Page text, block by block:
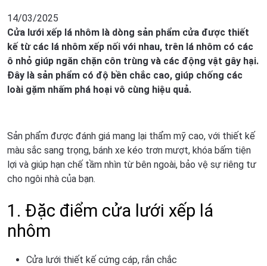
14/03/2025
Cửa lưới xếp lá nhôm là dòng sản phẩm cửa được thiết
kế từ các lá nhôm xếp nối với nhau, trên lá nhôm có các
ô nhỏ giúp ngăn chặn côn trùng và các động vật gây hại.
Đây là sản phẩm có độ bền chắc cao, giúp chống các
loài gặm nhấm phá hoại vô cùng hiệu quả.
Sản phẩm được đánh giá mang lại thẩm mỹ cao, với thiết kế
màu sắc sang trọng, bánh xe kéo trơn mượt, khóa bấm tiện
lợi và giúp hạn chế tầm nhìn từ bên ngoài, bảo vệ sự riêng tư
cho ngôi nhà của bạn.
1. Đặc điểm cửa lưới xếp lá
nhôm
Cửa lưới thiết kế cứng cáp, rắn chắc